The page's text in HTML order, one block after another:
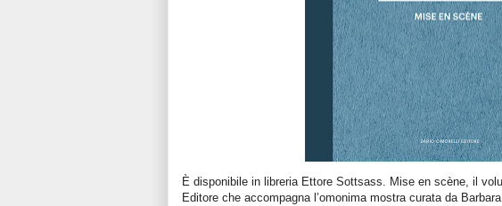
È disponibile in libreria Ettore Sottsass. Mise en scène, il
Editore che accompagna l’omonima mostra curata da